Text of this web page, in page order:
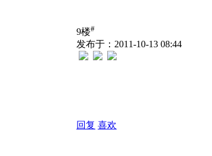
9楼#
发布于：2011-10-13 08:44
回复 喜欢